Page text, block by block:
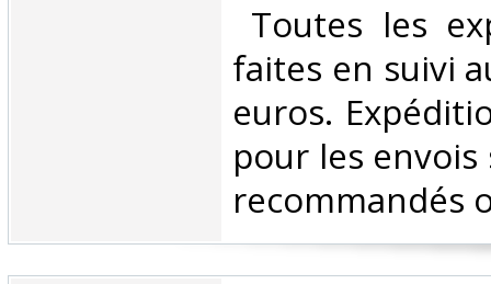
Toutes les
faites en suivi
euros.
pour les envois
recommandés